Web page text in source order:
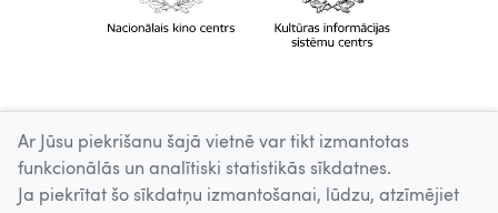
Ar Jūsu piekrišanu šajā vietnē var tikt izmantotas
funkcionālās un analītiski statistikās sīkdatnes.
Ja piekrītat šo sīkdatņu izmantošanai, lūdzu, atzīmējiet